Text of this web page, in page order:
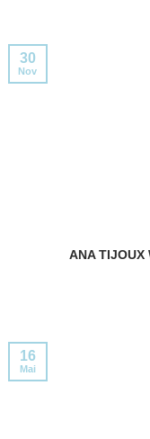
ANA TIJOUX
30
Nov
16
Mai